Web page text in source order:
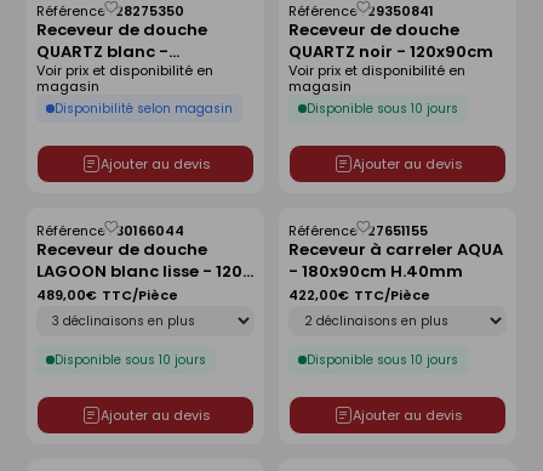
Receveur de douche
QUARTZ blanc -
160x90cm
Référence :28275350
Disponibilité selon magasin
Voir prix et disponibilité en
magasin
Ajouter au devis
Enregistrer
comme
liste
Receveur de douche
QUARTZ noir - 120x90cm
Référence :29350841
Disponible sous 10 jours
Voir prix et disponibilité en
magasin
Ajouter au devis
Enregistrer
comme
liste
Receveur de douche
LAGOON blanc lisse - 120 x
90 cm
Référence :30166044
Disponible sous 10 jours
489,00€ TTC/Pièce
Ajouter au devis
Enregistrer
comme
liste
Receveur à carreler AQUA
- 180x90cm H.40mm
Référence :27651155
Disponible sous 10 jours
422,00€ TTC/Pièce
Ajouter au devis
Enregistrer
comme
liste